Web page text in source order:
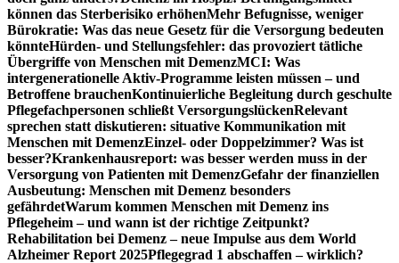
können das Sterberisiko erhöhenMehr Befugnisse, weniger
Bürokratie: Was das neue Gesetz für die Versorgung bedeuten
könnteHürden- und Stellungsfehler: das provoziert tätliche
Übergriffe von Menschen mit DemenzMCI: Was
intergenerationelle Aktiv-Programme leisten müssen – und
Betroffene brauchenKontinuierliche Begleitung durch geschulte
Pflegefachpersonen schließt VersorgungslückenRelevant
sprechen statt diskutieren: situative Kommunikation mit
Menschen mit DemenzEinzel- oder Doppelzimmer? Was ist
besser?Krankenhausreport: was besser werden muss in der
Versorgung von Patienten mit DemenzGefahr der finanziellen
Ausbeutung: Menschen mit Demenz besonders
gefährdetWarum kommen Menschen mit Demenz ins
Pflegeheim – und wann ist der richtige Zeitpunkt?
Rehabilitation bei Demenz – neue Impulse aus dem World
Alzheimer Report 2025Pflegegrad 1 abschaffen – wirklich?